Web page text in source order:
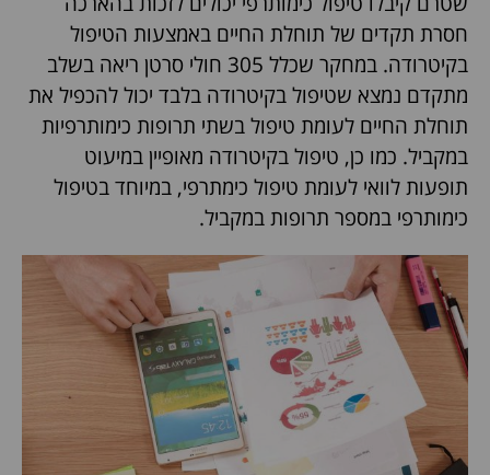
חסרת תקדים של תוחלת החיים באמצעות הטיפול
בקיטרודה. במחקר שכלל 305 חולי סרטן ריאה בשלב
מתקדם נמצא שטיפול בקיטרודה בלבד יכול להכפיל את
תוחלת החיים לעומת טיפול בשתי תרופות כימותרפיות
במקביל. כמו כן, טיפול בקיטרודה מאופיין במיעוט
תופעות לוואי לעומת טיפול כימתרפי, במיוחד בטיפול
כימותרפי במספר תרופות במקביל.